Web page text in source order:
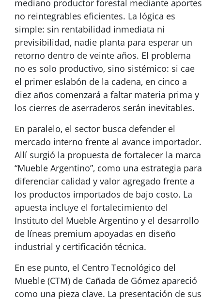
mediano productor forestal mediante aportes
no reintegrables eficientes. La lógica es
simple: sin rentabilidad inmediata ni
previsibilidad, nadie planta para esperar un
retorno dentro de veinte años. El problema
no es solo productivo, sino sistémico: si cae
el primer eslabón de la cadena, en cinco a
diez años comenzará a faltar materia prima y
los cierres de aserraderos serán inevitables.
En paralelo, el sector busca defender el
mercado interno frente al avance importador.
Allí surgió la propuesta de fortalecer la marca
“Mueble Argentino”, como una estrategia para
diferenciar calidad y valor agregado frente a
los productos importados de bajo costo. La
apuesta incluye el fortalecimiento del
Instituto del Mueble Argentino y el desarrollo
de líneas premium apoyadas en diseño
industrial y certificación técnica.
En ese punto, el Centro Tecnológico del
Mueble (CTM) de Cañada de Gómez apareció
como una pieza clave. La presentación de sus